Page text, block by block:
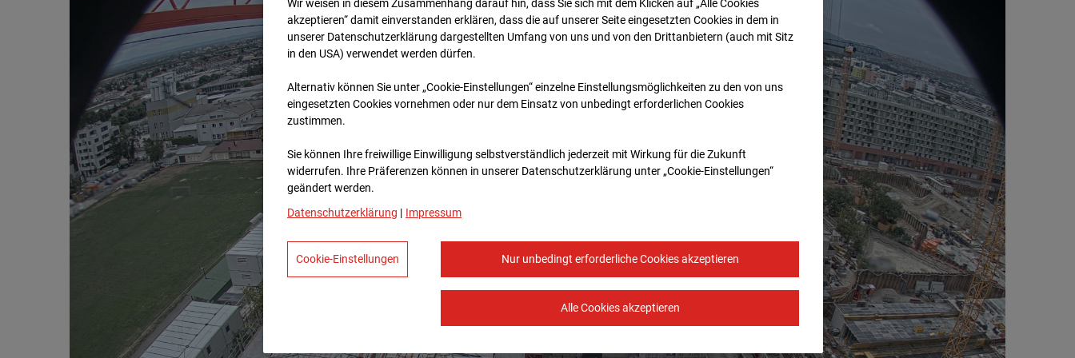
Wir weisen in diesem Zusammenhang darauf hin, dass Sie sich mit dem Klicken auf „Alle Cookies
akzeptieren“ damit ein­ver­standen erklären, dass die auf unserer Seite eingesetzten Cookies in dem in
unserer Datenschutzerklärung dargestellten Umfang von uns und von den Drittanbietern (auch mit Sitz
in den USA) verwendet werden dürfen.
Alternativ können Sie unter „Cookie-Einstellungen“ einzelne Einstellungsmöglichkeiten zu den von uns
eingesetzten Cookies vornehmen oder nur dem Einsatz von unbedingt erforderlichen Cookies
zustimmen.
Sie können Ihre freiwillige Einwilligung selbstverständlich jederzeit mit Wirkung für die Zukunft
widerrufen. Ihre Prä­fe­renzen können in unserer Datenschutzerklärung unter „Cookie-Einstellungen“
geändert werden.
Datenschutzerklärung | Impressum
Nur unbedingt erforderliche Cookies akzeptieren
Alle Cookies akzeptieren
Cookie-Einstellungen